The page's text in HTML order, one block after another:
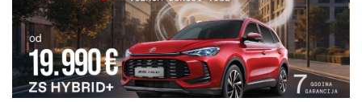
"NISAM HTEO DA UČESTVUJEM U TOME"Srpski
muzičar otkrio zašto je napustio "Zvezde Granda":